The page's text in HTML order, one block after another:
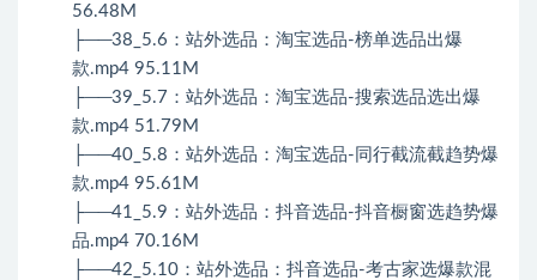
56.48M
├──38_5.6：站外选品：淘宝选品-榜单选品出爆
款.mp4 95.11M
├──39_5.7：站外选品：淘宝选品-搜索选品选出爆
款.mp4 51.79M
├──40_5.8：站外选品：淘宝选品-同行截流截趋势爆
款.mp4 95.61M
├──41_5.9：站外选品：抖音选品-抖音橱窗选趋势爆
品.mp4 70.16M
├──42_5.10：站外选品：抖音选品-考古家选爆款混